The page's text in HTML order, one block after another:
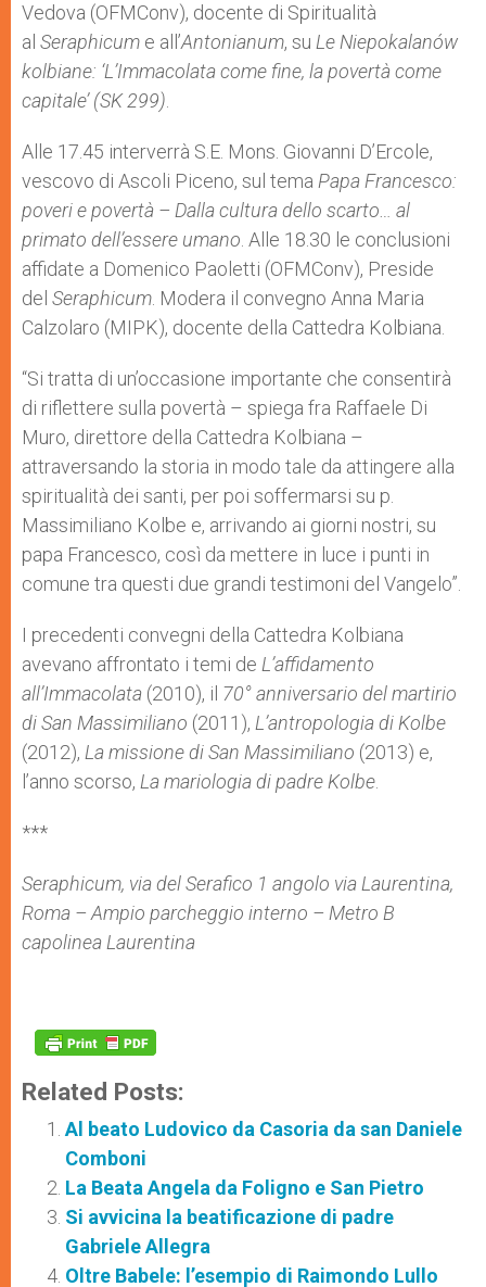
Vedova (OFMConv), docente di Spiritualità
al Seraphicum e all’Antonianum, su Le Niepokalanów
kolbiane: ‘L’Immacolata come fine, la povertà come
capitale’ (SK 299)
Alle 17.45 interverrà S.E. Mons. Giovanni D’Ercole,
vescovo di Ascoli Piceno, sul tema Papa Francesco:
poveri e povertà – Dalla cultura dello scarto… al
primato dell’essere umano . Alle 18.30 le conclusioni
affidate a Domenico Paoletti (OFMConv), Preside
del Seraphicum . Modera il convegno Anna Maria
Calzolaro (MIPK), docente della Cattedra Kolbiana.
“Si tratta di un’occasione importante che consentirà
di riflettere sulla povertà – spiega fra Raffaele Di
Muro, direttore della Cattedra Kolbiana –
attraversando la storia in modo tale da attingere alla
spiritualità dei santi, per poi soffermarsi su p.
Massimiliano Kolbe e, arrivando ai giorni nostri, su
papa Francesco, così da mettere in luce i punti in
comune tra questi due grandi testimoni del Vangelo”.
I precedenti convegni della Cattedra Kolbiana
avevano affrontato i temi de L’affidamento
all’Immacolata (2010), il 70° anniversario del martirio
di San Massimiliano (2011), L’antropologia di Kolbe
(2012), La missione di San Massimiliano (2013) e,
l’anno scorso, La mariologia di padre Kolbe
***
Seraphicum, via del Serafico 1 angolo via Laurentina,
Roma – Ampio parcheggio interno – Metro B
capolinea Laurentina
Related Posts:
Al beato Ludovico da Casoria da san Daniele
Comboni
La Beata Angela da Foligno e San Pietro
Si avvicina la beatificazione di padre
Gabriele Allegra
Oltre Babele: l’esempio di Raimondo Lullo